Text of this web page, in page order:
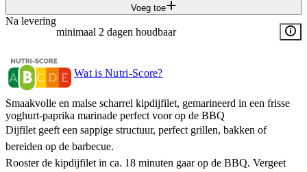
Voeg toe
Na levering
minimaal 2 dagen houdbaar
Wat is Nutri-Score?
Smaakvolle en malse scharrel kipdijfilet, gemarineerd in een frisse
yoghurt-paprika marinade perfect voor op de BBQ
Dijfilet geeft een sappige structuur, perfect grillen, bakken of
bereiden op de barbecue.
Rooster de kipdijfilet in ca. 18 minuten gaar op de BBQ. Vergeet